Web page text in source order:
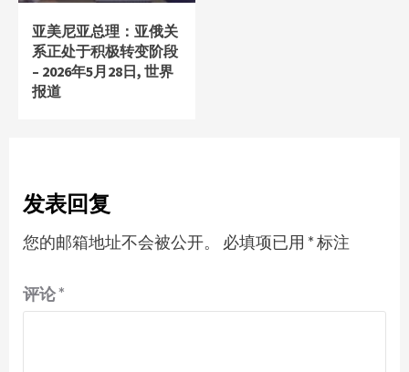
亚美尼亚总理：亚俄关
系正处于积极转变阶段
– 2026年5月28日, 世界
报道
发表回复
您的邮箱地址不会被公开。 必填项已用 *标注
评论*